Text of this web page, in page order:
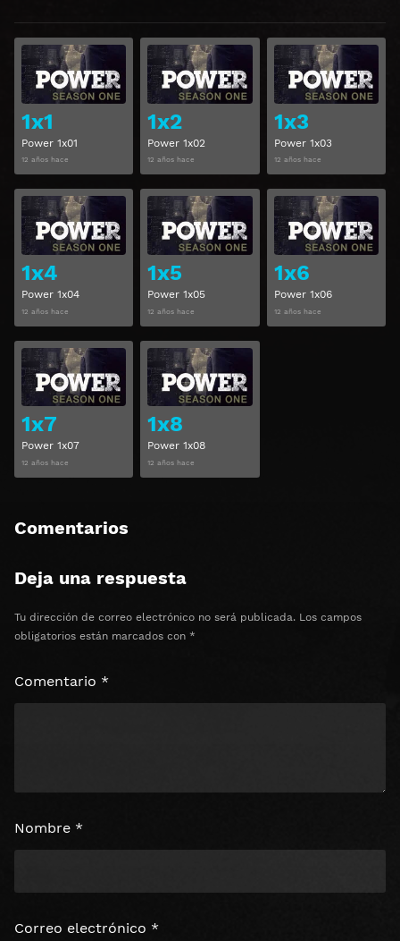
1x1
Power 1x01
12 años hace
Ver
1x2
Power 1x02
12 años hace
Ver
1x3
Power 1x03
12 años hace
1x4
Power 1x04
12 años hace
Ver
1x5
Power 1x05
12 años hace
Ver
1x6
Power 1x06
12 años hace
1x7
Power 1x07
12 años hace
Ver
1x8
Power 1x08
12 años hace
Comentarios
Deja una respuesta
Tu dirección de correo electrónico no será publicada. Los campos
obligatorios están marcados con *
Comentario *
Nombre *
Correo electrónico *